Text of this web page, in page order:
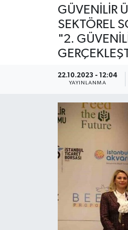
GÜVENİLİR
SEKTÖREL
"2.
22.10.2023 - 12:04
YAYINLANMA